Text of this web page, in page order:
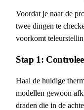
Voordat je naar de
twee dingen te
voorkomt
Stap 1:
Haal de huidige
modellen gewoon
draden die in de